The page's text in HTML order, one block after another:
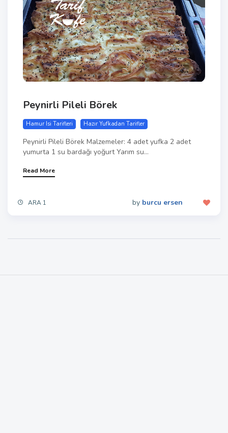
Peynirli Pileli Börek
Hamur Isi Tarifleri Hazır Yufkadan Tarifler
Peynirli Pileli Börek Malzemeler: 4 adet yufka 2 adet
yumurta 1 su bardağı yoğurt Yarım su...
Read More
ARA 1 by burcu ersen